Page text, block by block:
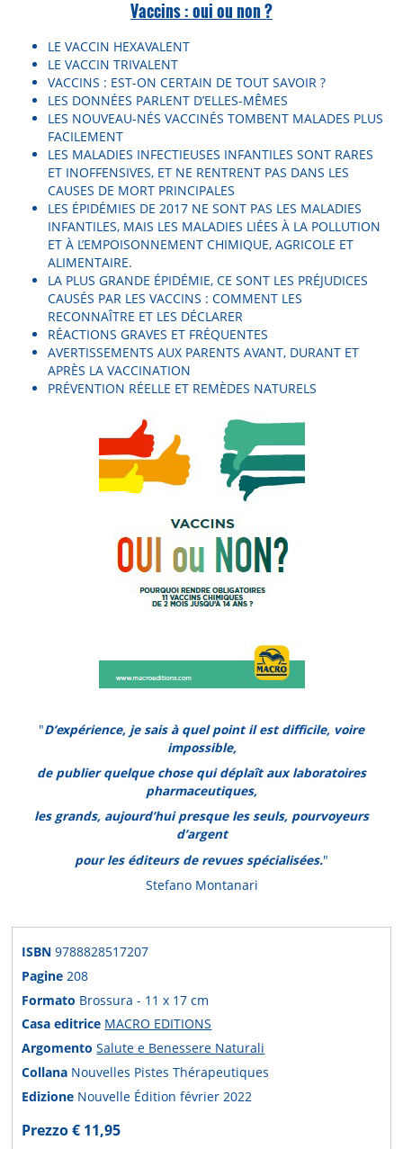
Vaccins : oui ou non ?
LE VACCIN HEXAVALENT
LE VACCIN TRIVALENT
VACCINS : EST-ON CERTAIN DE TOUT SAVOIR ?
LES DONNÉES PARLENT D’ELLES-MÊMES
LES NOUVEAU-NÉS VACCINÉS TOMBENT MALADES PLUS
FACILEMENT
LES MALADIES INFECTIEUSES INFANTILES SONT RARES
ET INOFFENSIVES, ET NE RENTRENT PAS DANS LES
CAUSES DE MORT PRINCIPALES
LES ÉPIDÉMIES DE 2017 NE SONT PAS LES MALADIES
INFANTILES, MAIS LES MALADIES LIÉES À LA POLLUTION
ET À L’EMPOISONNEMENT CHIMIQUE, AGRICOLE ET
ALIMENTAIRE.
LA PLUS GRANDE ÉPIDÉMIE, CE SONT LES PRÉJUDICES
CAUSÉS PAR LES VACCINS : COMMENT LES
RECONNAÎTRE ET LES DÉCLARER
RÉACTIONS GRAVES ET FRÉQUENTES
AVERTISSEMENTS AUX PARENTS AVANT, DURANT ET
APRÈS LA VACCINATION
PRÉVENTION RÉELLE ET REMÈDES NATURELS
"D’expérience, je sais à quel point il est difficile, voire
impossible,
de publier quelque chose qui déplaît aux laboratoires
pharmaceutiques,
les grands, aujourd’hui presque les seuls, pourvoyeurs
d’argent
pour les éditeurs de revues spécialisées."
Stefano Montanari
ISBN9788828517207
Pagine 208
Formato Brossura - 11 x 17 cm
Casa editrice MACRO EDITIONS
ArgomentoSalute e Benessere Naturali
Collana Nouvelles Pistes Thérapeutiques
Edizione Nouvelle Édition février 2022
Prezzo € 11,95